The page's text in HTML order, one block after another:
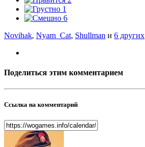
1
6
Novihak, Nyam_Cat, Shullman и 6 других
Поделиться этим комментарием
Ссылка на комментарий